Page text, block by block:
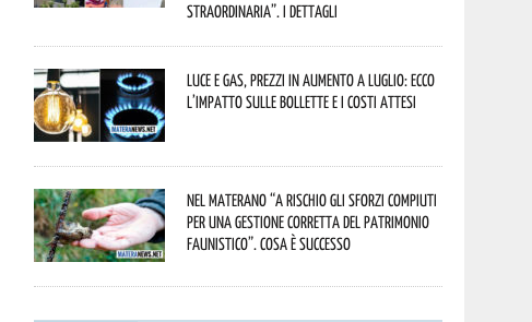
straordinaria”. I dettagli
Luce e gas, prezzi in aumento a luglio: ecco
l’impatto sulle bollette e i costi attesi
Nel materano “a rischio gli sforzi compiuti
per una gestione corretta del patrimonio
faunistico”. Cosa è successo